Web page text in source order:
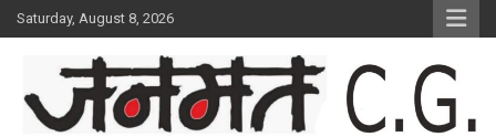
Skip
to
Saturday, August 8, 2026